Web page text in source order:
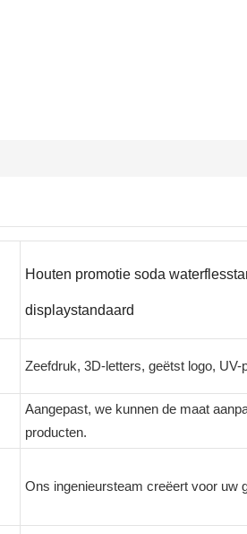
Houten promotie soda
displaystandaard
Zeefdruk, 3D-letters, geëtst logo,
Aangepast, we kunnen de maat
producten.
Ons ingenieursteam creëert voor uw